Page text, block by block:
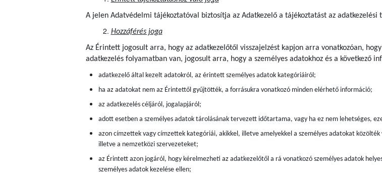
A jelen Adatvédelmi tájékoztatóval biztosítja az Adatkezelő a tájékoztatást az adatkezelési
Hozzáférés joga
Az Érintett jogosult arra, hogy az adatkezelőtől visszajelzést kapjon arra vonatkozóan,
adatkezelés folyamatban van, jogosult arra, hogy a személyes adatokhoz és a következő
adatkezelő által kezelt adatokról, az érintett személyes adatok kategóriáiról;
ha az adatokat nem az Érintettől gyűjtötték, a forrásukra vonatkozó minden elérhető információ;
az adatkezelés céljáról, jogalapjáról;
adott esetben a személyes adatok tárolásának tervezett időtartama, vagy ha ez nem lehetséges,
azon címzettek vagy címzettek kategóriái, akikkel, illetve amelyekkel a személyes adatokat
illetve a nemzetközi szervezeteket;
az Érintett azon jogáról, hogy kérelmezheti az adatkezelőtől a rá vonatkozó személyes adatok
személyes adatok kezelése ellen;